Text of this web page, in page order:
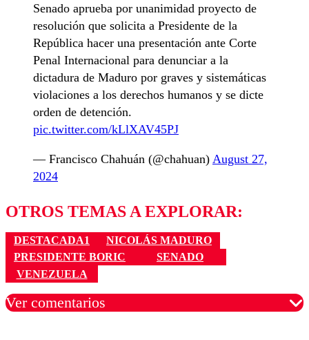
Senado aprueba por unanimidad proyecto de
resolución que solicita a Presidente de la
República hacer una presentación ante Corte
Penal Internacional para denunciar a la
dictadura de Maduro por graves y sistemáticas
violaciones a los derechos humanos y se dicte
orden de detención.
pic.twitter.com/kLlXAV45PJ
— Francisco Chahuán (@chahuan) August 27,
2024
OTROS TEMAS A EXPLORAR:
DESTACADA1
NICOLÁS MADURO
PRESIDENTE BORIC
SENADO
VENEZUELA
Ver comentarios